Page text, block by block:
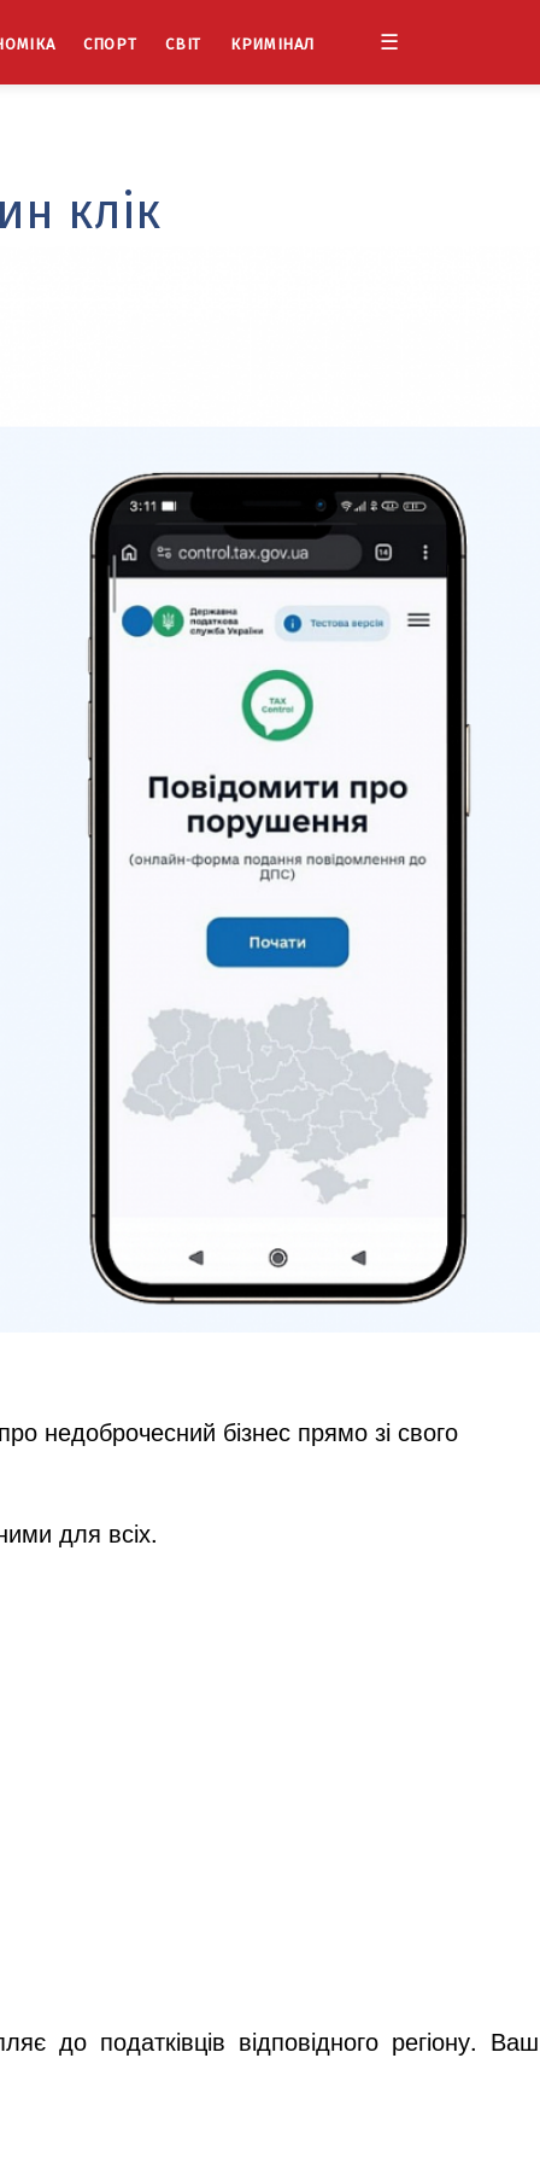
СПОРТ СВІТ КРИМІНАЛ ☰
клік
недоброчесний бізнес прямо зі свого
для всіх.
до податківців відповідного регіону.